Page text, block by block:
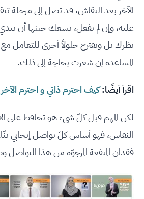
الآخر بعد النقاش، قد تصل إلى مرحلة
عليه، وإن لم تفعل، يسعك حينها أن
نظرك بل وتقترح حلولاً أخرى للتعامل
المساعدة إن شعرت بحاجة إلى ذلك.
اقرأ أيضًا:كيف احترم ذاتي و احترم
لكن المهم قبل كلّ شيء هو تحافظ على
النقاش، فهو أساس كلّ تواصل إيجابي
فقدان المنفعة المرجوّة من هذا التواصل